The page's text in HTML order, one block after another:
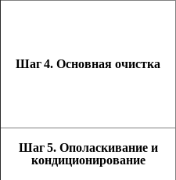
Шаг 4. Основная очистка
Шаг 5. Ополаскивание и
кондиционирование